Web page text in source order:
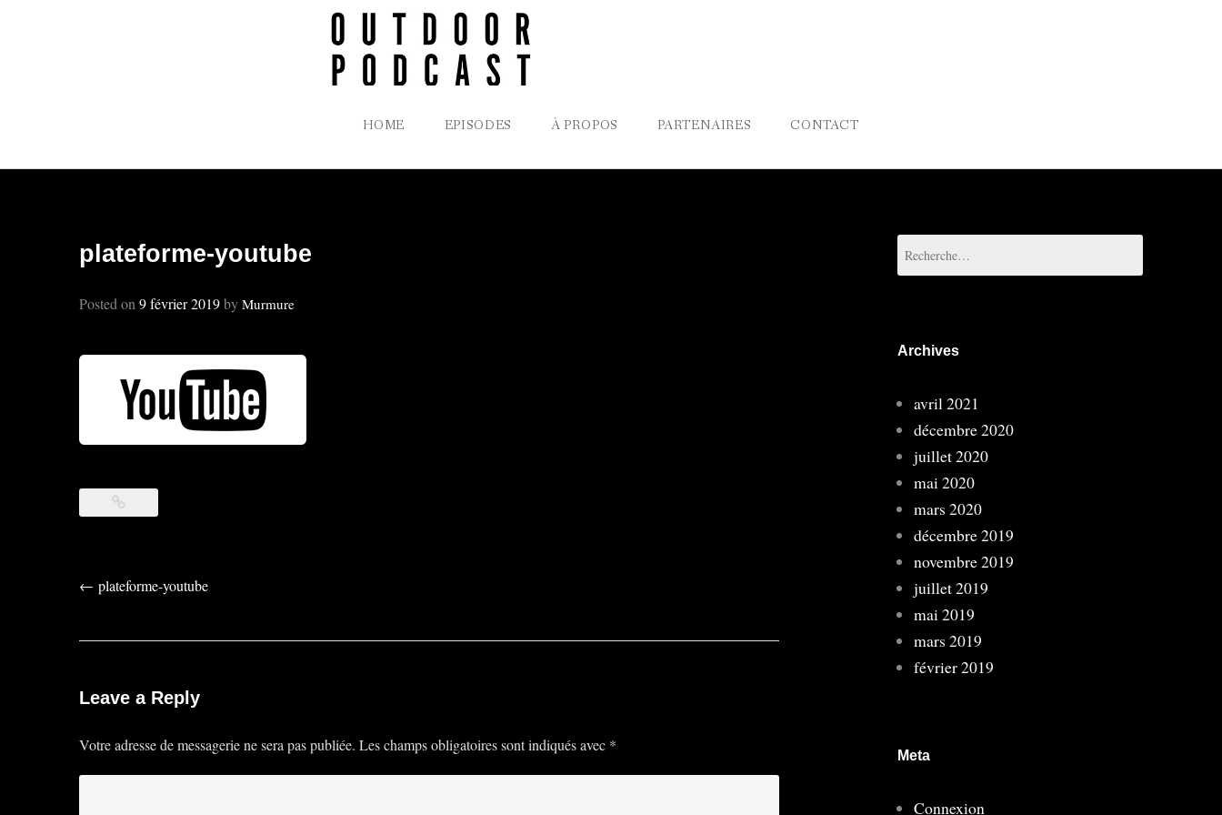
HOME EPISODES À PROPOS PARTENAIRES CONTACT
plateforme-youtube
Posted on 9 février 2019by Murmure
Post
← plateforme-youtube
Leave a Reply
Votre adresse de messagerie ne sera pas publiée. Les champs obligatoires sont indiqués avec *
Archives
avril 2021
décembre 2020
juillet 2020
mai 2020
mars 2020
décembre 2019
novembre 2019
juillet 2019
mai 2019
mars 2019
février 2019
Meta
Connexion